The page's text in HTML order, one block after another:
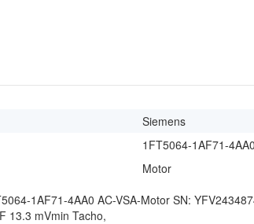
Siemens
1FT5064-1AF71-
Motor
1AF71-4AA0 AC-VSA-Motor SN:
13.3 mVmin Tacho,